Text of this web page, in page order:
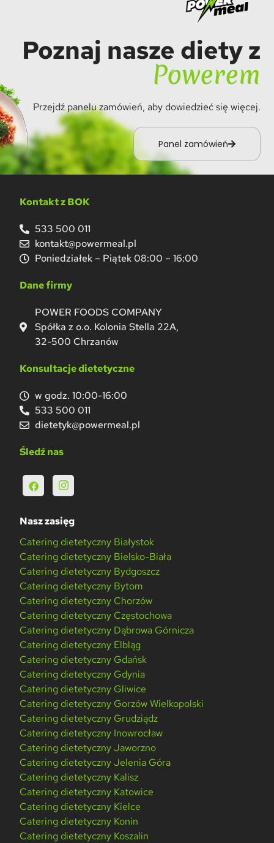
Poznaj nasze diety z
Powerem
Przejdź panelu zamówień, aby dowiedzieć się więcej.
Panel zamówień
Kontakt z BOK
533 500 011
kontakt@powermeal.pl
Poniedziałek – Piątek 08:00 – 16:00
Dane firmy
POWER FOODS COMPANY
Spółka z o.o. Kolonia Stella 22A,
32-500 Chrzanów
Konsultacje dietetyczne
w godz. 10:00-16:00
533 500 011
dietetyk@powermeal.pl
Śledź nas
Nasz zasięg
Catering dietetyczny Białystok
Catering dietetyczny Bielsko-Biała
Catering dietetyczny Bydgoszcz
Catering dietetyczny Bytom
Catering dietetyczny Chorzów
Catering dietetyczny Częstochowa
Catering dietetyczny Dąbrowa Górnicza
Catering dietetyczny Elbląg
Catering dietetyczny Gdańsk
Catering dietetyczny Gdynia
Catering dietetyczny Gliwice
Catering dietetyczny Gorzów Wielkopolski
Catering dietetyczny Grudziądz
Catering dietetyczny Inowrocław
Catering dietetyczny Jaworzno
Catering dietetyczny Jelenia Góra
Catering dietetyczny Kalisz
Catering dietetyczny Katowice
Catering dietetyczny Kielce
Catering dietetyczny Konin
Catering dietetyczny Koszalin